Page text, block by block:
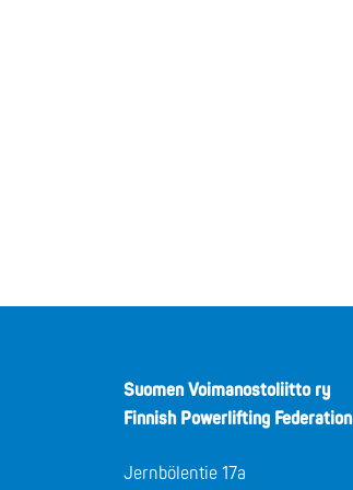
Suomen Voimanostoliitto ry
Finnish Powerlifting Federation
Jernbölentie 17a